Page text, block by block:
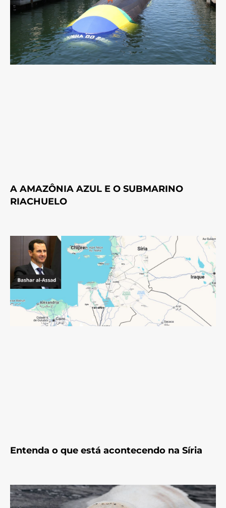
A AMAZÔNIA AZUL E O SUBMARINO
RIACHUELO
Entenda o que está acontecendo na Síria